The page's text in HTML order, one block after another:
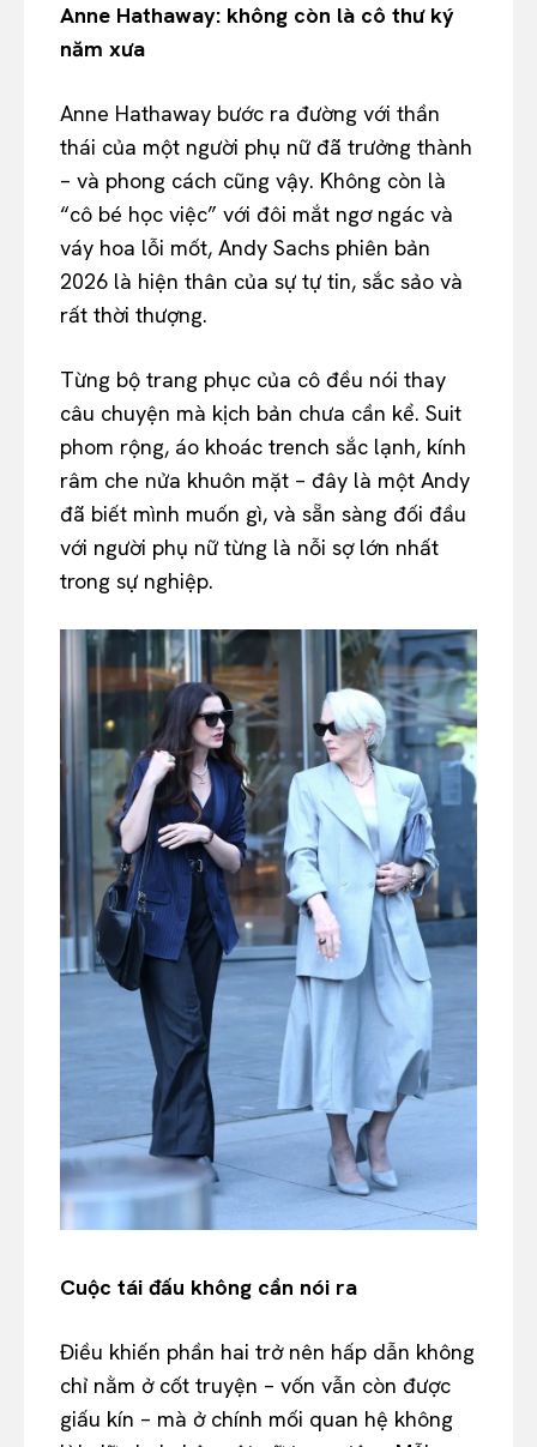
Anne Hathaway: không còn là cô thư ký
năm xưa
Anne Hathaway bước ra đường với thần
thái của một người phụ nữ đã trưởng thành
– và phong cách cũng vậy. Không còn là
“cô bé học việc” với đôi mắt ngơ ngác và
váy hoa lỗi mốt, Andy Sachs phiên bản
2026 là hiện thân của sự tự tin, sắc sảo và
rất thời thượng.
Từng bộ trang phục của cô đều nói thay
câu chuyện mà kịch bản chưa cần kể. Suit
phom rộng, áo khoác trench sắc lạnh, kính
râm che nửa khuôn mặt – đây là một Andy
đã biết mình muốn gì, và sẵn sàng đối đầu
với người phụ nữ từng là nỗi sợ lớn nhất
trong sự nghiệp.
Cuộc tái đấu không cần nói ra
Điều khiến phần hai trở nên hấp dẫn không
chỉ nằm ở cốt truyện – vốn vẫn còn được
giấu kín – mà ở chính mối quan hệ không